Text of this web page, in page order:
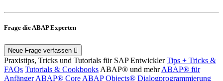
Frage die ABAP Experten
Neue Frage verfassen
Praxistips, Tricks und Tutorials für SAP Entwickler Tips + Tricks &
FAQs Tutorials & Cookbooks ABAP® und mehr ABAP® für
Anfänger ABAP® Core ABAP Objects® Dialogprogrammierung